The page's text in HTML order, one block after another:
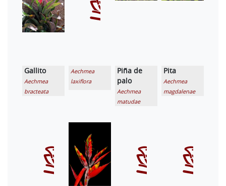
Gallito
Aechmea
bracteata
Aechmea
laxiflora
Piña de
palo
Aechmea
matudae
Pita
Aechmea
magdalenae